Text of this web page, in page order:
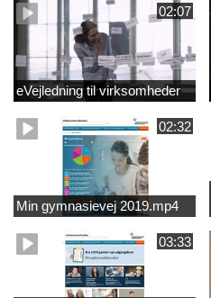
02:07
eVejledning til virksomheder
02:32
Min gymnasievej 2019.mp4
03:33